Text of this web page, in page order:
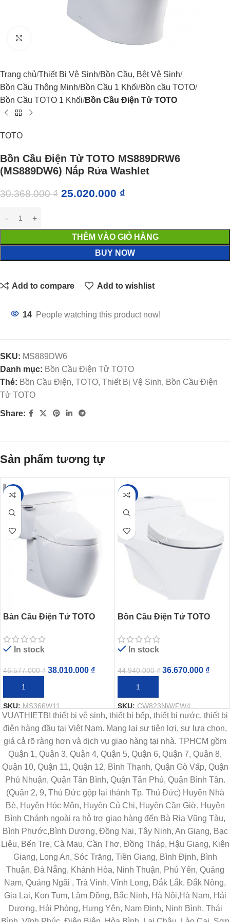
Trang chủ Thiết Bị Vệ Sinh Bồn Cầu, Bệt Vệ Sinh
Bồn Cầu Thông Minh Bồn Cầu 1 Khối Bồn cầu TOTO
Bồn Cầu TOTO 1 Khối Bồn Cầu Điện Tử TOTO
TOTO
Bồn Cầu Điện Tử TOTO MS889DRW6
(MS889DW6) Nắp Rửa Washlet
30.368.000₫ 25.020.000 ₫
THÊM VÀO GIỎ HÀNG
BUY NOW
Add to compare Add to wishlist
14 People watching this product now!
SKU: MS889DW6
Danh mục: Bồn Cầu Điện Tử TOTO
Thẻ: Bồn Cầu Điện, TOTO, Thiết Bị Vệ Sinh, Bồn Cầu Điện
Tử TOTO
Share:
Sản phẩm tương tự
-18%
Bàn Cầu Điện Tử TOTO
Mở
In stock
46.577.000₫ 38.010.000 ₫
THÊM VÀO GIỎ HÀNG
SKU:MS366W11
-18%
Bồn Cầu Điện Tử TOTO
Động Đóng Mở
In stock
44.940.000₫ 36.670.000 ₫
THÊM VÀO GIỎ HÀNG
SKU:CW823NW/FW4
VUATHIETBI thiết bị vệ sinh, thiết bị bếp, thiết bị nước, thiết bị
điện hàng đầu tại Việt Nam. Mang lại sự tiện lợi, sự lựa chọn,
giá cả rõ ràng hơn và dịch vụ giao hàng tại nhà. TPHCM gồm
Quận 1, Quận 3, Quận 4, Quận 5, Quận 6, Quận 7, Quận 8,
Quận 10, Quận 11, Quận 12, Bình Thạnh, Quận Gò Vấp, Quận
Phú Nhuận, Quận Tân Bình, Quận Tân Phú, Quận Bình Tân.
(Quận 2, 9, Thủ Đức gộp lại thành Tp. Thủ Đức) Huyện Nhà
Bè, Huyện Hóc Môn, Huyện Củ Chi, Huyện Cần Giờ, Huyện
Bình Chánh ngoài ra hỗ trợ giao hàng đến Bà Rịa Vũng Tàu,
Bình Phước,Bình Dương, Đồng Nai, Tây Ninh, An Giang, Bạc
Liêu, Bến Tre, Cà Mau, Cần Thơ, Đồng Tháp, Hậu Giang, Kiên
Giang, Long An, Sóc Trăng, Tiền Giang, Bình Định, Bình
Thuận, Đà Nẵng, Khánh Hòa, Ninh Thuận, Phú Yên, Quảng
Nam, Quảng Ngãi , Trà Vinh, Vĩnh Long, Đắk Lắk, Đắk Nông,
Gia Lai, Kon Tum, Lâm Đồng, Bắc Ninh, Hà Nội,Hà Nam, Hải
Dương, Hải Phòng, Hưng Yên, Nam Định, Ninh Bình, Thái